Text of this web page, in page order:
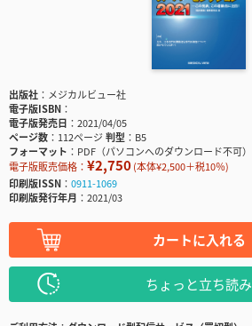
出版社
メジカルビュー社
電子版ISBN
電子版発売日
2021/04/05
ページ数
112ページ判型
B5
フォーマット
PDF（パソコンへのダウンロード不可）
電子版販売価格： ¥2,750(本体¥2,500＋税10％)
印刷版ISSN
0911-1069
印刷版発行年月
2021/03
カートに入れる
ちょっと立ち読み